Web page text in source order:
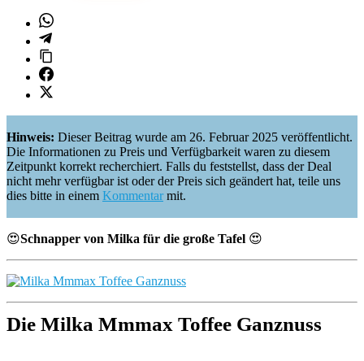
Hinweis: Dieser Beitrag wurde am 26. Februar 2025 veröffentlicht.
Die Informationen zu Preis und Verfügbarkeit waren zu diesem
Zeitpunkt korrekt recherchiert. Falls du feststellst, dass der Deal
nicht mehr verfügbar ist oder der Preis sich geändert hat, teile uns
dies bitte in einem Kommentarmit.
😍Schnapper von Milka für die große Tafel 😍
Die Milka Mmmax Toffee Ganznuss